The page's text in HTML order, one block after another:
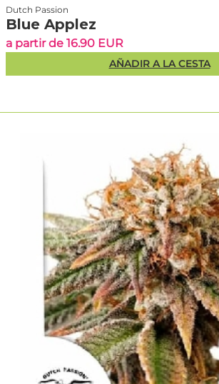
Dutch Passion
Blue Applez
a partir de 16.90 EUR
AÑADIR A LA CESTA